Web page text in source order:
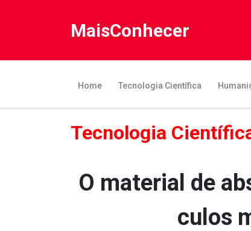
MaisConhecer
Home Tecnologia Científica
Tecnologia
O material de
culos